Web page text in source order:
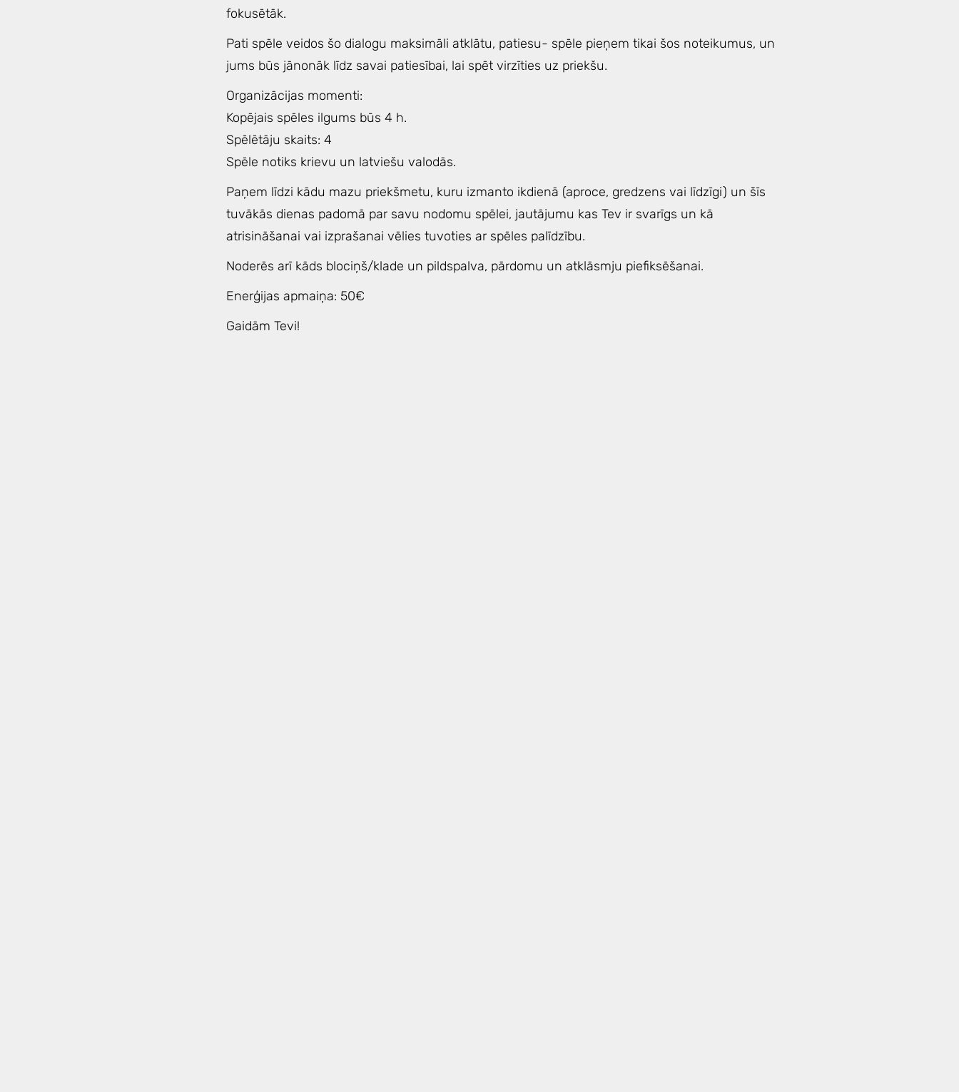
fokusētāk.
Pati spēle veidos šo dialogu maksimāli atklātu, patiesu- spēle pieņem tikai šos noteikumus, un
jums būs jānonāk līdz savai patiesībai, lai spēt virzīties uz priekšu.
Organizācijas momenti:
Kopējais spēles ilgums būs 4 h.
Spēlētāju skaits: 4
Spēle notiks krievu un latviešu valodās.
Paņem līdzi kādu mazu priekšmetu, kuru izmanto ikdienā (aproce, gredzens vai līdzīgi) un šīs
tuvākās dienas padomā par savu nodomu spēlei, jautājumu kas Tev ir svarīgs un kā
atrisināšanai vai izprašanai vēlies tuvoties ar spēles palīdzību.
Noderēs arī kāds blociņš/klade un pildspalva, pārdomu un atklāsmju piefiksēšanai.
Enerģijas apmaiņa: 50€
Gaidām Tevi!